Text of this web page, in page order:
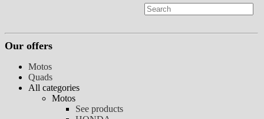
Our offers
Motos
Quads
All categories
Motos
See products